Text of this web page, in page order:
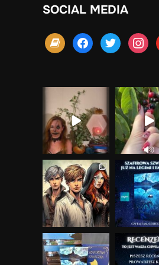
SOCIAL MEDIA
book facebook
twitter